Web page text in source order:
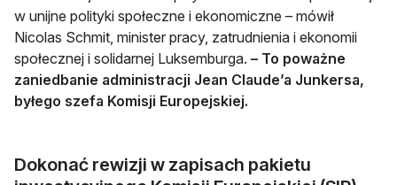
w unijne polityki społeczne i ekonomiczne – mówił
Nicolas Schmit, minister pracy, zatrudnienia i ekonomii
społecznej i solidarnej Luksemburga. – To poważne
zaniedbanie administracji Jean Claude’a Junkersa,
byłego szefa Komisji Europejskiej.
Dokonać rewizji w zapisach pakietu